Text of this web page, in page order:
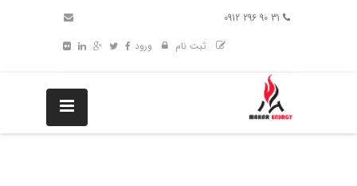
ثبت نام
ورود